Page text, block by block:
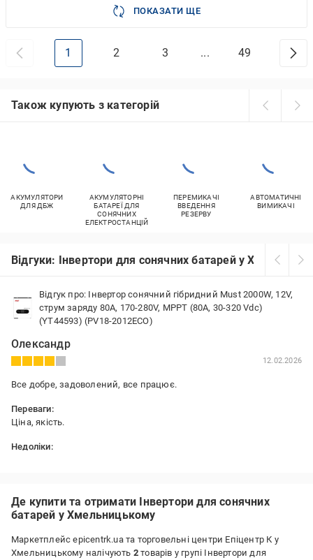
ПОКАЗАТИ ЩЕ
1 2 3 ... 49
Також купують з категорій
АКУМУЛЯТОРИ
ДЛЯ ДБЖ
АКУМУЛЯТОРНІ
БАТАРЕЇ ДЛЯ
СОНЯЧНИХ
ЕЛЕКТРОСТАНЦІЙ
ПЕРЕМИКАЧІ
ВВЕДЕННЯ
РЕЗЕРВУ
АВТОМАТИЧНІ
ВИМИКАЧІ
Відгуки: Інвертори для сонячних батарей у
Відгук про: Інвертор сонячний гібридний Must 2000W, 12V,
струм заряду 80A, 170-280V, MPPT (80А, 30-320 Vdc)
(YT44593) (PV18-2012ECO)
Олександр
12.02.2026
Все добре, задоволений, все працює.
Переваги:
Ціна, якість.
Недоліки:
Де купити та отримати Інвертори для сонячних
батарей у Хмельницькому
Маркетплейс epicentrk.ua та торговельні центри Епіцентр К у
Хмельницькому налічують 2 товарів у групі Інвертори для